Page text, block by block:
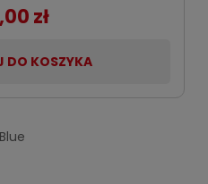
zł
DO KOSZYKA